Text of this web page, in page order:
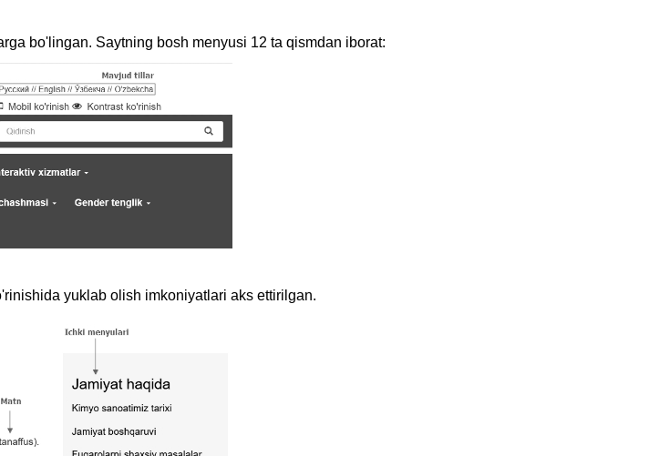
bo'lingan. Saytning bosh menyusi 12 ta qismdan iborat:
yuklab olish imkoniyatlari aks ettirilgan.